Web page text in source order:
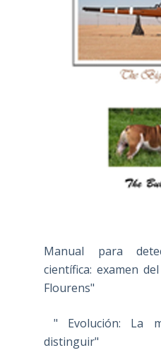
Manual para
científica: examen
Flourens"
" Evolución: La
distinguir"